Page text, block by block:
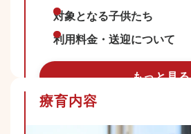
対象となる子供たち
利用料金・送迎について
もっと見る
療育内容